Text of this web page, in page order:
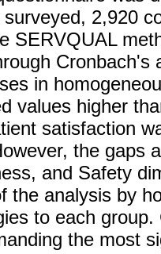
2,920
SERVQUAL
Cronbach's
in
values higher
satisfaction
the gaps
and Safety
the analysis by
to each
the most